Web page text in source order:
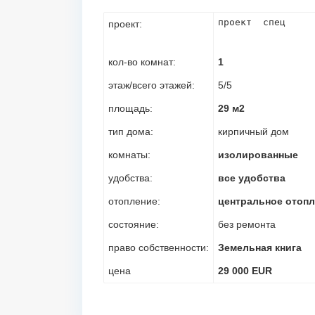
проект: проект  спец
кол-во комнат: 1
этаж/всего этажей: 5/5
площадь: 29 м2
тип дома: кирпичный дом
комнаты: изолированные
удобства: все удобства
отопление: центральное
состояние: без ремонта
право собственности: Земельная книга
цена 29 000 EUR